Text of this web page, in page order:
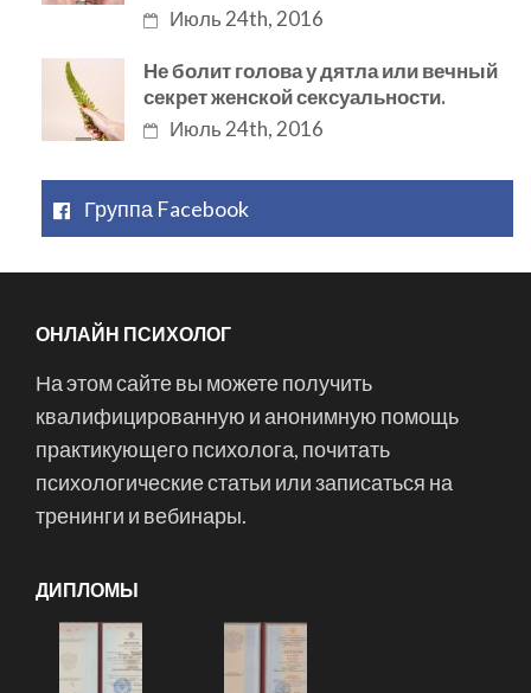
Июль 24th, 2016
Не болит голова у дятла или вечный
секрет женской сексуальности.
Июль 24th, 2016
Группа Facebook
ОНЛАЙН ПСИХОЛОГ
На этом сайте вы можете получить
квалифицированную и анонимную помощь
практикующего психолога, почитать
психологические статьи или записаться на
тренинги и вебинары.
ДИПЛОМЫ